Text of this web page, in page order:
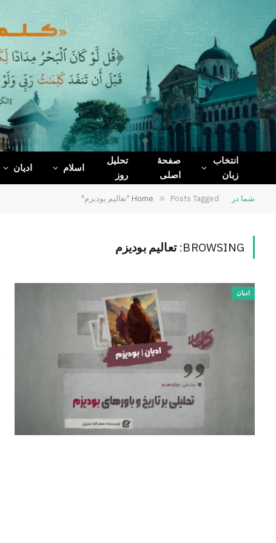
Facebook
X
(Twitter)
Telegram
WhatsApp
انتخاب
زبان
صفحۀ
اصلی
تحلیل
روز
اسلام ادیان
شما در Home » Posts Tagged "تعالیم بودیزم"
BROWSING: تعالیم بودیزم
ادیان